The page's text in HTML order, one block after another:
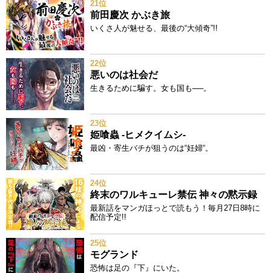
21位
前田慶次 かぶき旅
いくさ人が魅せる、最後の“大傾奇”!!
22位
悪いのは社会だ
生きるために騙す。女も国も──。
23位
姫喰蟲 -ヒメクイムシ-
最凶・寄生バチが狙うのは“妊婦“。
24位
終末のワルキューレ禁伝 神々の黙示録
最新話をマンガほっとで読もう！毎月27日8時に
配信予定!!
25位
モグランド
恐怖は足の『下』にいた。